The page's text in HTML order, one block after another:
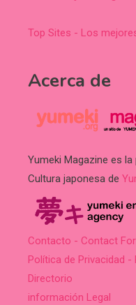
Top Sites - Los
Acerca de
Yumeki Magazine es
Cultura japonesa de
Contacto - Contact
Política de Privacidad -
Directorio
información Legal